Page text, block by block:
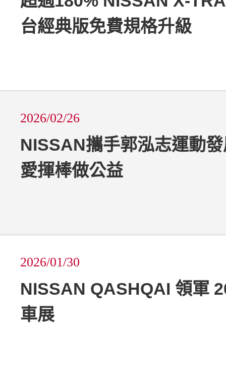
台經典版免費規格升級
2026/02/26
NISSAN攜手郭泓志運動
愛揮棒做公益
2026/01/30
NISSAN QASHQAI 領軍
車展